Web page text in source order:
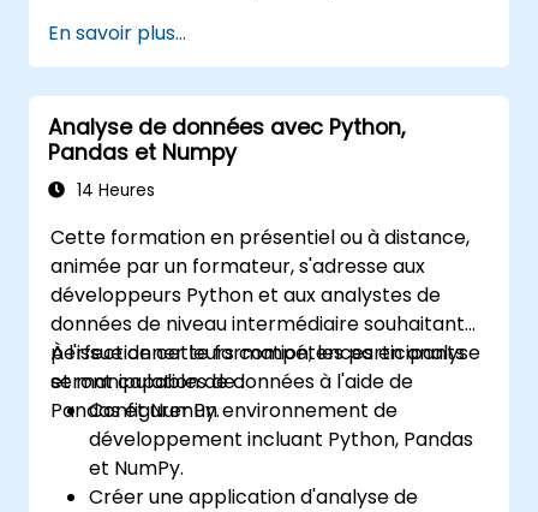
trésorerie fiables, d'optimiser le fonds de
roulement, de gérer les relations bancaires,
de renforcer les contrôles des paiements et
de prendre des décisions éclairées en
matière de financement et d'investissement.
financier et mettre en place un cadre
structuré de gestion des trésoreries au sein
de leurs organisations.
En savoir plus...
Analyse de données avec Python,
Pandas et Numpy
14 Heures
Cette formation en présentiel ou à distance,
animée par un formateur, s'adresse aux
développeurs Python et aux analystes de
données de niveau intermédiaire souhaitant
perfectionner leurs compétences en analyse
et manipulation de données à l'aide de
Pandas et NumPy.
À l'issue de cette formation, les participants
seront capables de :
Configurer un environnement de
développement incluant Python, Pandas
et NumPy.
Créer une application d'analyse de